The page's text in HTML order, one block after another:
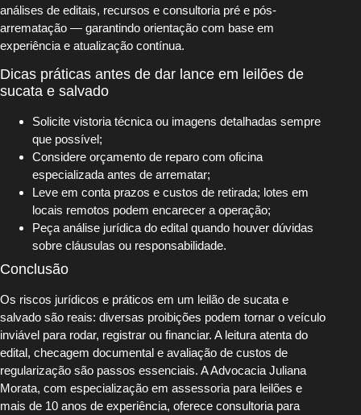
análises de editais, recursos e consultoria pré e pós-
arrematação — garantindo orientação com base em
experiência e atualização contínua.
Dicas práticas antes de dar lance em leilões de
sucata e salvado
Solicite vistoria técnica ou imagens detalhadas sempre
que possível;
Considere orçamento de reparo com oficina
especializada antes de arrematar;
Leve em conta prazos e custos de retirada; lotes em
locais remotos podem encarecer a operação;
Peça análise jurídica do edital quando houver dúvidas
sobre cláusulas ou responsabilidade.
Conclusão
Os riscos jurídicos e práticos em um leilão de sucata e
salvado são reais: diversas proibições podem tornar o veículo
inviável para rodar, registrar ou financiar. A leitura atenta do
edital, checagem documental e avaliação de custos de
regularização são passos essenciais. A Advocacia Juliana
Morata, com especialização em assessoria para leilões e
mais de 10 anos de experiência, oferece consultoria para